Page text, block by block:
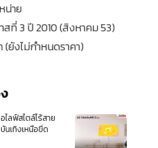
น่าย
สที่ 3 ปี 2010 (สิงหาคม 53)
(ยังไม่กำหนดราคา)
ไลฟ์สไตล์ไร้สาย
นเทิงเหนือขีด